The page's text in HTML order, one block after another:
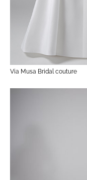
Via Musa Bridal couture